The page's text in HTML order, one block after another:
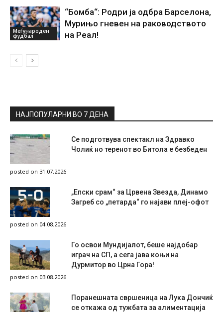
Меѓународен
фудбал
“Бомба“: Родри ја одбра Барселона,
Мурињо гневен на раководството
на Реал!
НАЈПОПУЛАРНИ ВО 7 ДЕНА
Се подготвува спектакл на Здравко
Чолиќ но теренот во Битола е безбеден
posted on 31.07.2026
„Епски срам“ за Црвена Звезда, Динамо
Загреб со „петарда“ го најави плеј-офот
posted on 04.08.2026
Го освои Мундијалот, беше најдобар
играч на СП, а сега јава коњи на
Дурмитор во Црна Гора!
posted on 03.08.2026
Поранешната свршеница на Лука Дончиќ
се откажа од тужбата за алиментација